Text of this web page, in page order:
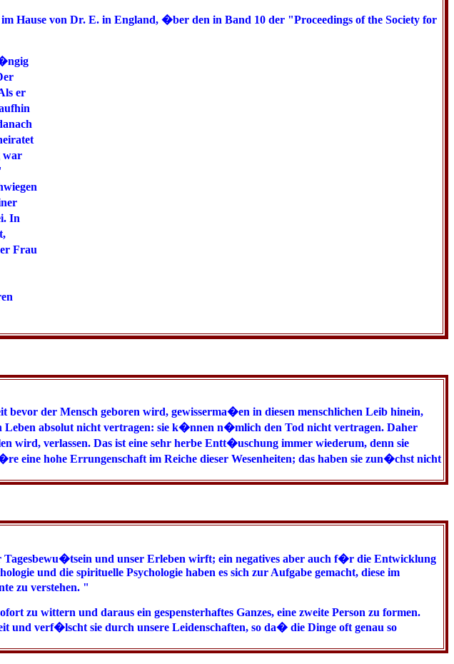
Hause von Dr. E. in England, �ber den in Band 10 der "Proceedings of the Society for
er
war
In
Frau
bevor der Mensch geboren wird, gewisserma�en in diesen menschlichen Leib hinein,
Leben absolut nicht vertragen: sie k�nnen n�mlich den Tod nicht vertragen. Daher
wird, verlassen. Das ist eine sehr herbe Entt�uschung immer wiederum, denn sie
eine hohe Errungenschaft im Reiche dieser Wesenheiten; das haben sie zun�chst nicht
und unser Erleben wirft; ein negatives aber auch f�r die Entwicklung
und die spirituelle Psychologie haben es sich zur Aufgabe gemacht, diese im
zu verstehen. "
zu wittern und daraus ein gespensterhaftes Ganzes, eine zweite Person zu formen.
verf�lscht sie durch unsere Leidenschaften, so da� die Dinge oft genau so